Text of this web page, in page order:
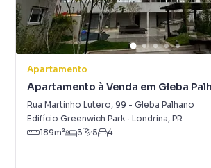
Apartamento
Apartamento à Venda em Gleba
Rua Martinho Lutero, 99 - Gleba Palhano
Edifício Greenwich Park · Londrina, PR
189m² 3 5 4